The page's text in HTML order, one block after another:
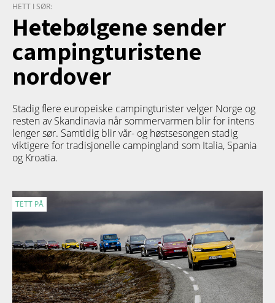
HETT I SØR:
Hetebølgene sender
campingturistene
nordover
Stadig flere europeiske campingturister velger Norge og
resten av Skandinavia når sommervarmen blir for intens
lenger sør. Samtidig blir vår- og høstsesongen stadig
viktigere for tradisjonelle campingland som Italia, Spania
og Kroatia.
TETT PÅ